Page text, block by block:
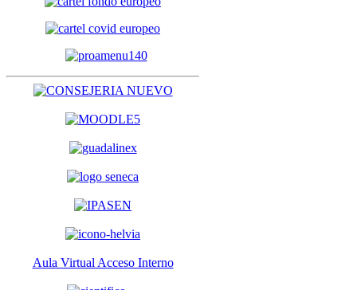
Aula Virtual Acceso Interno